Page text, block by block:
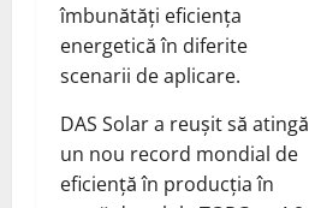
îmbunătăți eficiența
energetică în diferite
scenarii de aplicare.
DAS Solar a reușit să atingă
un nou record mondial de
eficiență în producția în